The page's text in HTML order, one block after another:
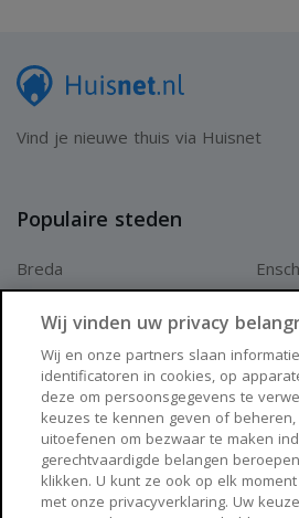
Vind je nieuwe thuis via Huisnet
Populaire steden
Breda
Arnhem
Huisnet
Over Huisnet
Wij vinden uw privacy
Wij en onze partners slaan
identificatoren in cookies, op
deze om persoonsgegevens te
keuzes te kennen geven of
uitoefenen om bezwaar te maken
gerechtvaardigde belangen
klikken. U kunt ze ook op elk
met onze privacyverklaring. Uw